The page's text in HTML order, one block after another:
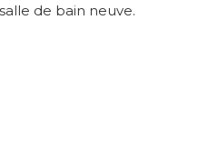
de bain neuve.
(une au nord et
longues pour que